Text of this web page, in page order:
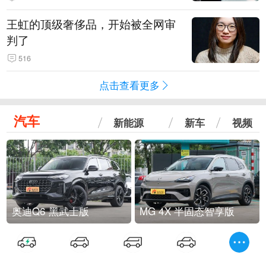
王虹的顶级奢侈品，开始被全网审
判了
516
点击查看更多
汽车 新能源 新车 视频
奥迪Q6 黑武士版 MG 4X 半固态智享版